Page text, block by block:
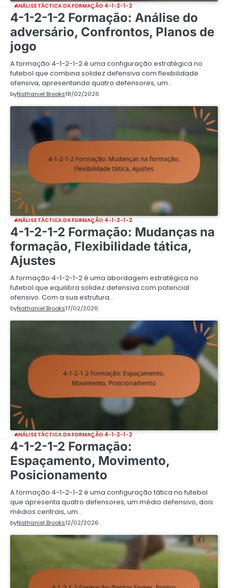
ANÁLISE TÁCTICA DA FORMAÇÃO 4-1-2-1-2
4-1-2-1-2 Formação: Análise do
adversário, Confrontos, Planos de
jogo
A formação 4-1-2-1-2 é uma configuração estratégica no
futebol que combina solidez defensiva com flexibilidade
ofensiva, apresentando quatro defensores, um…
byNathaniel Brooks18/02/2026
ANÁLISE TÁCTICA DA FORMAÇÃO 4-1-2-1-2
4-1-2-1-2 Formação: Mudanças na
formação, Flexibilidade tática,
Ajustes
A formação 4-1-2-1-2 é uma abordagem estratégica no
futebol que equilibra solidez defensiva com potencial
ofensivo. Com a sua estrutura…
byNathaniel Brooks17/02/2026
ANÁLISE TÁCTICA DA FORMAÇÃO 4-1-2-1-2
4-1-2-1-2 Formação:
Espaçamento, Movimento,
Posicionamento
A formação 4-1-2-1-2 é uma configuração tática no futebol
que apresenta quatro defensores, um médio defensivo, dois
médios centrais, um…
byNathaniel Brooks12/02/2026